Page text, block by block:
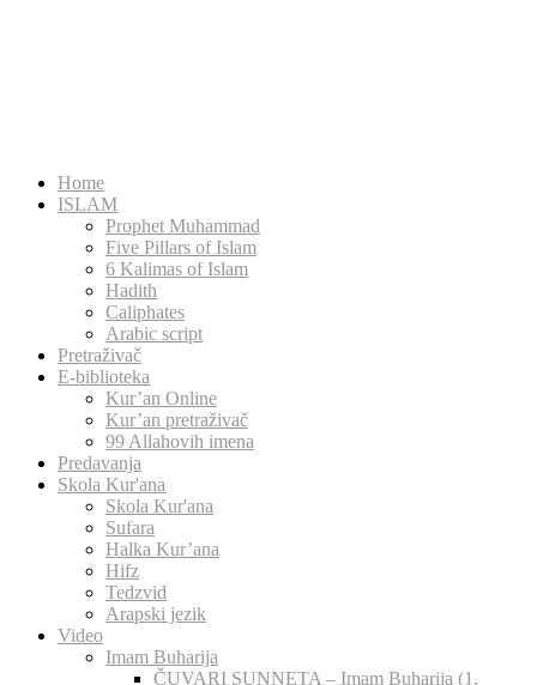
Home
ISLAM
Prophet Muhammad
Five Pillars of Islam
6 Kalimas of Islam
Hadith
Caliphates
Arabic script
Pretraživač
E-biblioteka
Kur’an Online
Kur’an pretraživač
99 Allahovih imena
Predavanja
Skola Kur'ana
Skola Kur'ana
Sufara
Halka Kur’ana
Hifz
Tedzvid
Arapski jezik
Video
Imam Buharija
ČUVARI SUNNETA – Imam Buharija (1.